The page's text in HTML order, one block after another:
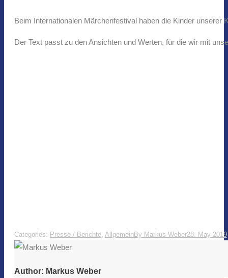
Beim Internationalen Märchenfestival haben die Kinder unserer
Der Text passt zu den Ansichten und Werten, für die wir mit
Categories: Presse / Berichte, AllgemeinBy Markus Weber28. May 2019
Author: Markus Weber